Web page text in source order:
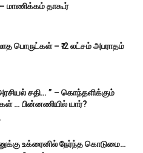
மாணிக்கம் தாகூர்
பொருட்கள் – ₹.2 லட்சம் அபராதம்
சதி… ” – கொந்தளிக்கும்
… பின்னணியில் யார்?
உக்ரைனில் நேர்ந்த கொடுமை…